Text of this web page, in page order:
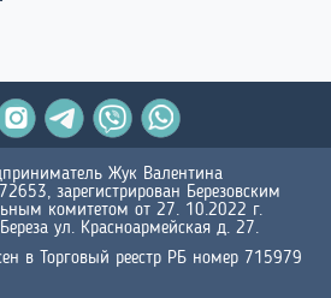
Жук Валентина
зарегистрирован Березовским
комитетом от 27. 10.2022 г.
ул. Красноармейская д. 27.
в Торговый реестр РБ номер 715979